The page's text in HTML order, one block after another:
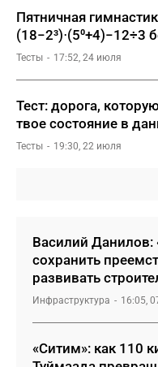
Пятничная
(18−2³)⋅(5⁰+4)−12÷3
Тесты 17:52, 24 июля
Тест: дорога,
твое состояние в
Тесты 19:30, 22 июля
Василий
сохранить
развивать
Инфраструктура 16:05,
«Ситим»: как 110